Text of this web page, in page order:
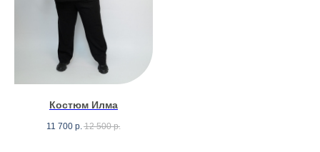
Костюм Илма
11 700 р. 12 500 р.